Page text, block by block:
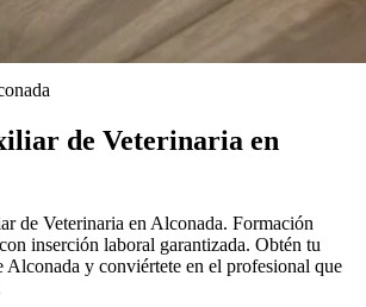
de Veterinaria en
de Veterinaria en Alconada. Formación
inserción laboral garantizada. Obtén tu
Alconada y conviértete en el profesional que